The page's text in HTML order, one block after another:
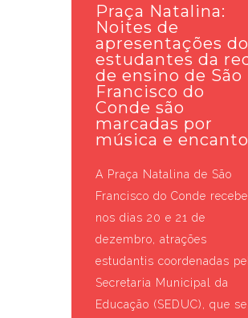
Praça Natalina:
Noites de
apresentações
estudantes da
de ensino de São
Francisco do
Conde são
marcadas por
música e encanto
A Praça Natalina de São
Francisco do Conde
nos dias 20 e 21 de
dezembro, atrações
estudantis coordenadas
Secretaria Municipal da
Educação (SEDUC), que se